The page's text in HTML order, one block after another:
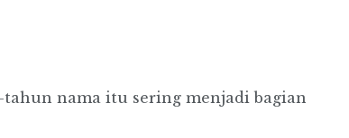
nama itu sering menjadi bagian